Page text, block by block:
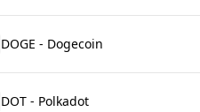
DOGE - Dogecoin
DOT - Polkadot